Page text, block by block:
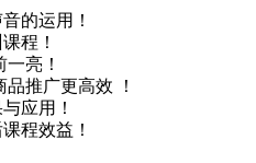
的运用！
程！
亮！
推广更高效 ！
应用！
程效益！